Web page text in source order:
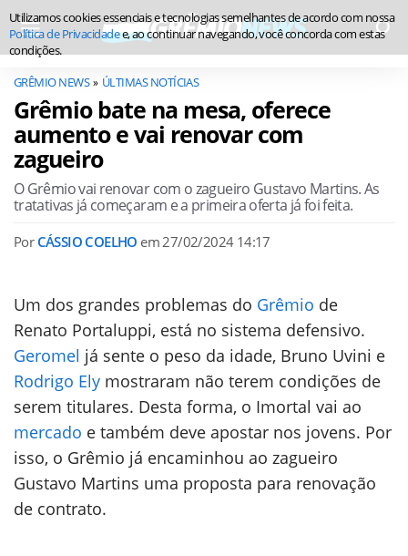
GRÊMIO NEWS ÚLTIMAS NOTÍCIAS
Grêmio bate na mesa, oferece
aumento e vai renovar com
zagueiro
O Grêmio vai renovar com o zagueiro Gustavo Martins. As
tratativas já começaram e a primeira oferta já foi feita.
Por CÁSSIO COELHO em27/02/2024 14:17
Um dos grandes problemas do Grêmio de
Renato Portaluppi, está no sistema defensivo.
Geromel já sente o peso da idade, Bruno Uvini e
Rodrigo Ely mostraram não terem condições de
serem titulares. Desta forma, o Imortal vai ao
mercado e também deve apostar nos jovens. Por
isso, o Grêmio já encaminhou ao zagueiro
Gustavo Martins uma proposta para renovação
de contrato.
Utilizamos cookies essenciais e tecnologias semelhantes de acordo com nossa
Política de Privacidadee, ao continuar navegando, você concorda com estas
condições.